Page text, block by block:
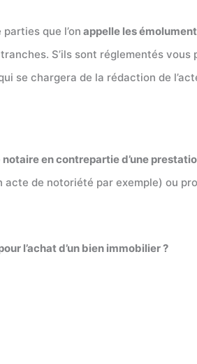
que l’on appelle les
S’ils sont réglementés
se chargera de la rédaction de
notaire en contrepartie d’une
de notoriété par exemple) ou
l’achat d’un bien immobilier ?